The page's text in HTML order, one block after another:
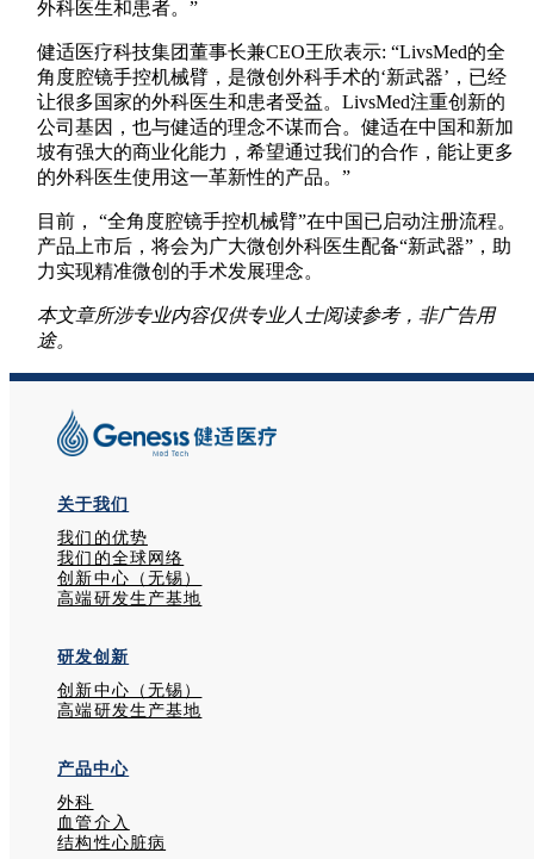
外科医生和患者。”
健适医疗科技集团董事长兼CEO王欣表示: “LivsMed的全
角度腔镜手控机械臂，是微创外科手术的‘新武器’，已经
让很多国家的外科医生和患者受益。LivsMed注重创新的
公司基因，也与健适的理念不谋而合。健适在中国和新加
坡有强大的商业化能力，希望通过我们的合作，能让更多
的外科医生使用这一革新性的产品。”
目前， “全角度腔镜手控机械臂”在中国已启动注册流程。
产品上市后，将会为广大微创外科医生配备“新武器”，助
力实现精准微创的手术发展理念。
本文章所涉专业内容仅供专业人士阅读参考，非广告用
途。
关于我们
我们的优势
我们的全球网络
创新中心（无锡）
高端研发生产基地
研发创新
创新中心（无锡）
高端研发生产基地
产品中心
外科
血管介入
结构性心脏病